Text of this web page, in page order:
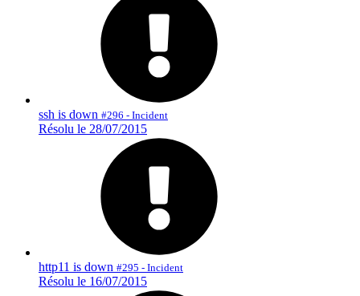
ssh is down #296 - Incident
Résolu le 28/07/2015
http11 is down #295 - Incident
Résolu le 16/07/2015